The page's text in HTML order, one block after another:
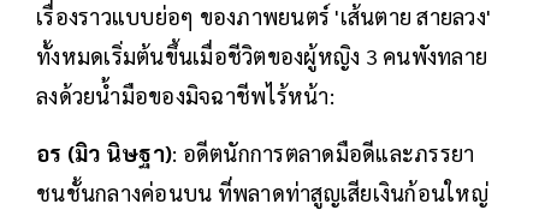
เรื่องราวแบบย่อๆ ของภาพยนตร์ 'เส้นตาย สายลวง'
ทั้งหมดเริ่มต้นขึ้นเมื่อชีวิตของผู้หญิง 3 คนพังทลาย
ลงด้วยน้ำมือของมิจฉาชีพไร้หน้า:
อร (มิว นิษฐา): อดีตนักการตลาดมือดีและภรรยา
ชนชั้นกลางค่อนบน ที่พลาดท่าสูญเสียเงินก้อนใหญ่